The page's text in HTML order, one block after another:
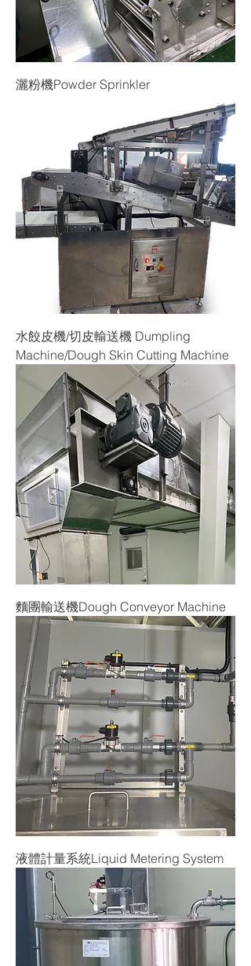
灑粉機Powder Sprinkler
水餃皮機/切皮輸送機 Dumpling
Machine/Dough Skin Cutting Machine
麵團輸送機Dough Conveyor Machine
液體計量系統Liquid Metering System